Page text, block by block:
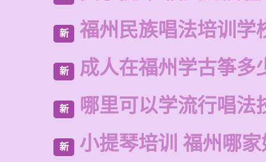
新 福州民族唱法培训学
新 成人在福州学古筝多
新 哪里可以学流行唱法
新 小提琴培训 福州哪